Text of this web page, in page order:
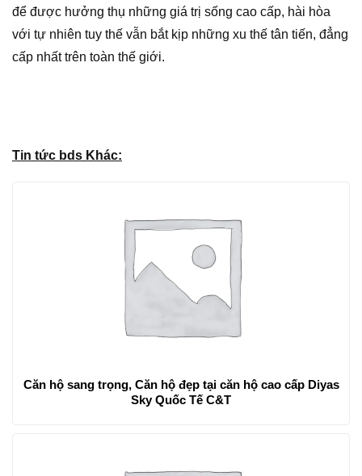
để được hưởng thụ những giá trị sống cao cấp, hài hòa
với tự nhiên tuy thế vẫn bắt kịp những xu thế tân tiến, đẳng
cấp nhất trên toàn thế giới.
Tin tức bds Khác:
Căn hộ sang trọng, Căn hộ đẹp tại căn hộ cao cấp Diyas
Sky Quốc Tế C&T